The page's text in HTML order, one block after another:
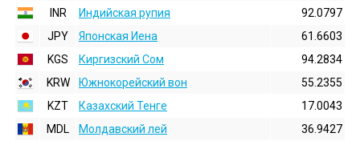
INR
Индийская pупия
92.0797
JPY
Японская Иена
61.6603
KGS
Киргизский Сом
94.2834
KRW
Южнокорейский вон
55.2355
KZT
Казахский Тенге
17.0043
MDL
Молдавский лей
36.9427